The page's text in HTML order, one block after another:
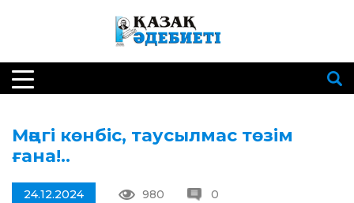
Мәңгі көнбіс, таусылмас төзім
ғана!..
24.12.2024 980 0